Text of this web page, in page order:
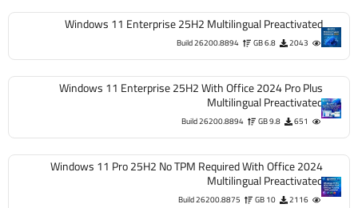
Windows 11 Enterprise 25H2 Multilingual Preactivated
2043
6.8 GB
Build 26200.8894
Windows 11 Enterprise 25H2 With Office 2024 Pro Plus
Multilingual Preactivated
651
9.8 GB
Build 26200.8894
Windows 11 Pro 25H2 No TPM Required With Office 2024
Multilingual Preactivated
2116
10 GB
Build 26200.8875